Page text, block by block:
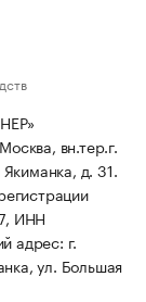
вн.тер.г.
д. 31.
ИНН
адрес: г.
ул. Большая